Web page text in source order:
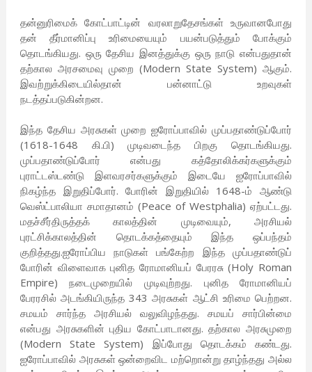
தன்னுரிமைக் கோட்பாட்டின் வரலாறுதேசங்கள் உருவானபோது
தன் தீர்மானிப்பு உரிமையையும் பயன்படுத்தும் போக்கும்
தொடங்கியது. ஒரு தேசிய இனத்துக்கு ஒரு நாடு என்பதுதான்
தற்கால அரசமைவு முறை (Modern State System) ஆகும்.
இவற்றுக்கிடையில்தான் பன்னாட்டு உறவுகள்
நடத்தப்படுகின்றன.
இந்த தேசிய அரசுகள் முறை ஐரோப்பாவில் முப்பதாண்டுப்போர்
(1618-1648 கி.பி) முடிவடைந்த பிறகு தொடங்கியது.
முப்பதாண்டுப்போர் என்பது கத்தோலிக்கர்களுக்கும்
புராட்டஸ்டண்டு இளவரசர்களுக்கும் இடையே ஐரோப்பாவில்
நிகழ்ந்த இறுதிப்போர். போரின் இறுதியில் 1648-ம் ஆண்டு
வெஸ்ட்பாலியா சமாதானம் (Peace of Westphalia) ஏற்பட்டது.
மதச்சீர்திருத்தக் காலத்தின் முடிவையும், அரசியல்
புரட்சிக்காலத்தின் தொடக்கத்தையும் இந்த ஒப்பந்தம்
குறித்தது.ஐரோப்பிய நாடுகள் பங்கேற்ற இந்த முப்பதாண்டுப்
போரின் விளைவாக புனித ரோமானியப் பேரரசு (Holy Roman
Empire) நடைமுறையில் முடிவுற்றது. புனித ரோமானியப்
பேரரசில் அடங்கியிருந்த 343 அரசுகள் ஆட்சி உரிமை பெற்றன.
சமயம் சார்ந்த அரசியல் வலுவிழந்தது. சமயப் சார்பின்மை
என்பது அரசுகளின் புதிய கோட்பாடானது. தற்கால அரசுமுறை
(Modern State System) இப்போது தொடக்கம் கண்டது.
ஐரோப்பாவில் அரசுகள் ஒன்றைவிட மற்றொன்று தாழ்ந்தது அல்ல